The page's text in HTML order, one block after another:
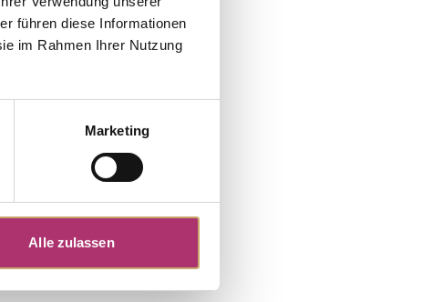
führen diese Informationen
im Rahmen Ihrer Nutzung
Marketing
Alle zulassen